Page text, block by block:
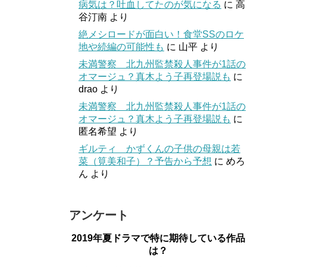
病気は？吐血してたのが気になる に 高
谷汀南 より
絶メシロードが面白い！食堂SSのロケ
地や続編の可能性も に 山平 より
未満警察 北九州監禁殺人事件が1話の
オマージュ？真木よう子再登場説も に
drao より
未満警察 北九州監禁殺人事件が1話の
オマージュ？真木よう子再登場説も に
匿名希望 より
ギルティ かずくんの子供の母親は若
菜（筧美和子）？予告から予想 に めろ
ん より
アンケート
2019年夏ドラマで特に期待している作品
は？